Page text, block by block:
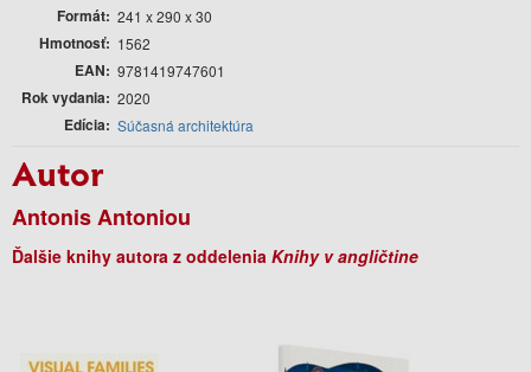
Formát 241 x 290 x 30
Hmotnosť 1562
EAN 9781419747601
Rok vydania 2020
Edícia Súčasná architektúra
Autor
Antonis Antoniou
Ďalšie knihy autora z oddelenia Knihy v angličtine